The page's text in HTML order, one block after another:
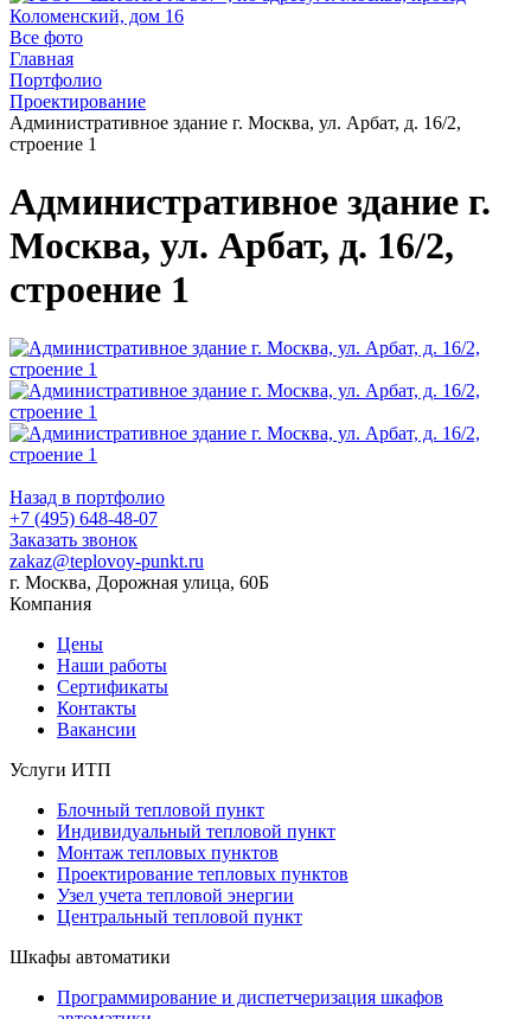
Все фото
Главная
Портфолио
Проектирование
Административное здание г. Москва, ул. Арбат, д. 16/2,
строение 1
Административное здание г.
Москва, ул. Арбат, д. 16/2,
строение 1
Назад в портфолио
+7 (495) 648-48-07
Заказать звонок
zakaz@teplovoy-punkt.ru
г. Москва, Дорожная улица, 60Б
Компания
Цены
Наши работы
Сертификаты
Контакты
Вакансии
Услуги ИТП
Блочный тепловой пункт
Индивидуальный тепловой пункт
Монтаж тепловых пунктов
Проектирование тепловых пунктов
Узел учета тепловой энергии
Центральный тепловой пункт
Шкафы автоматики
Программирование и диспетчеризация шкафов